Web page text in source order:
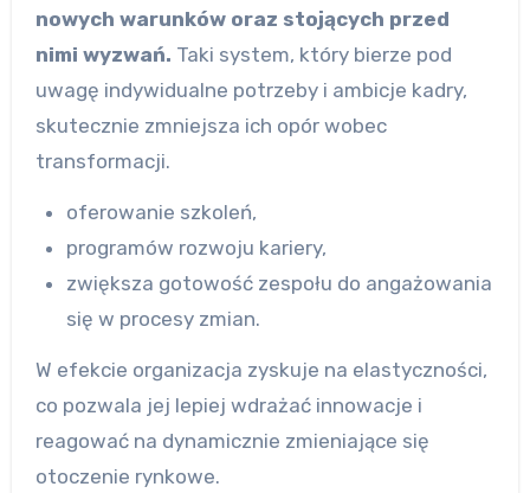
nowych warunków oraz stojących przed
nimi wyzwań. Taki system, który bierze pod
uwagę indywidualne potrzeby i ambicje kadry,
skutecznie zmniejsza ich opór wobec
transformacji.
oferowanie szkoleń,
programów rozwoju kariery,
zwiększa gotowość zespołu do angażowania
się w procesy zmian.
W efekcie organizacja zyskuje na elastyczności,
co pozwala jej lepiej wdrażać innowacje i
reagować na dynamicznie zmieniające się
otoczenie rynkowe.